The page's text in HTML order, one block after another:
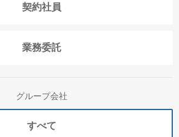
契約社員
業務委託
グループ会社
すべて